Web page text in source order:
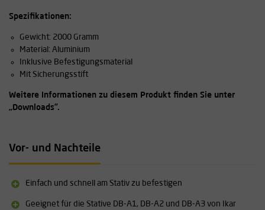
Spezifikationen:
Gewicht: 2000 Gramm
Material: Aluminium
Inklusive Befestigungsmaterial
Mit Sicherungsstift
Weitere Informationen zu diesem Produkt finden Sie unter
„Downloads”.
Vor- und Nachteile
Einfach und schnell am Stativ zu befestigen
Geeignet für die Stative DB-A1, DB-A2 und DB-A3 von Ikar